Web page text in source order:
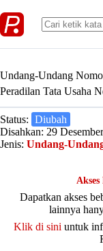
to
content
Undang-Undang
Peradilan Tata Usaha
Status: Diubah
Disahkan: 29
Jenis: Undang-
Dapatkan akses
lainnya
Klik di sini untuk